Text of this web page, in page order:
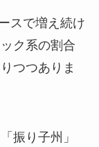
スで増え続け
ク系の割合
つつありま
振り子州」